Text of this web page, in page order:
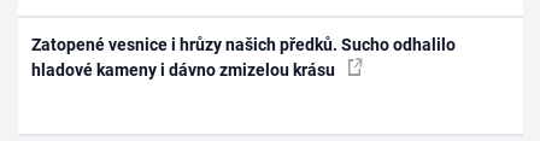
Zatopené vesnice i hrůzy našich předků. Sucho odhalilo
hladové kameny i dávno zmizelou krásu